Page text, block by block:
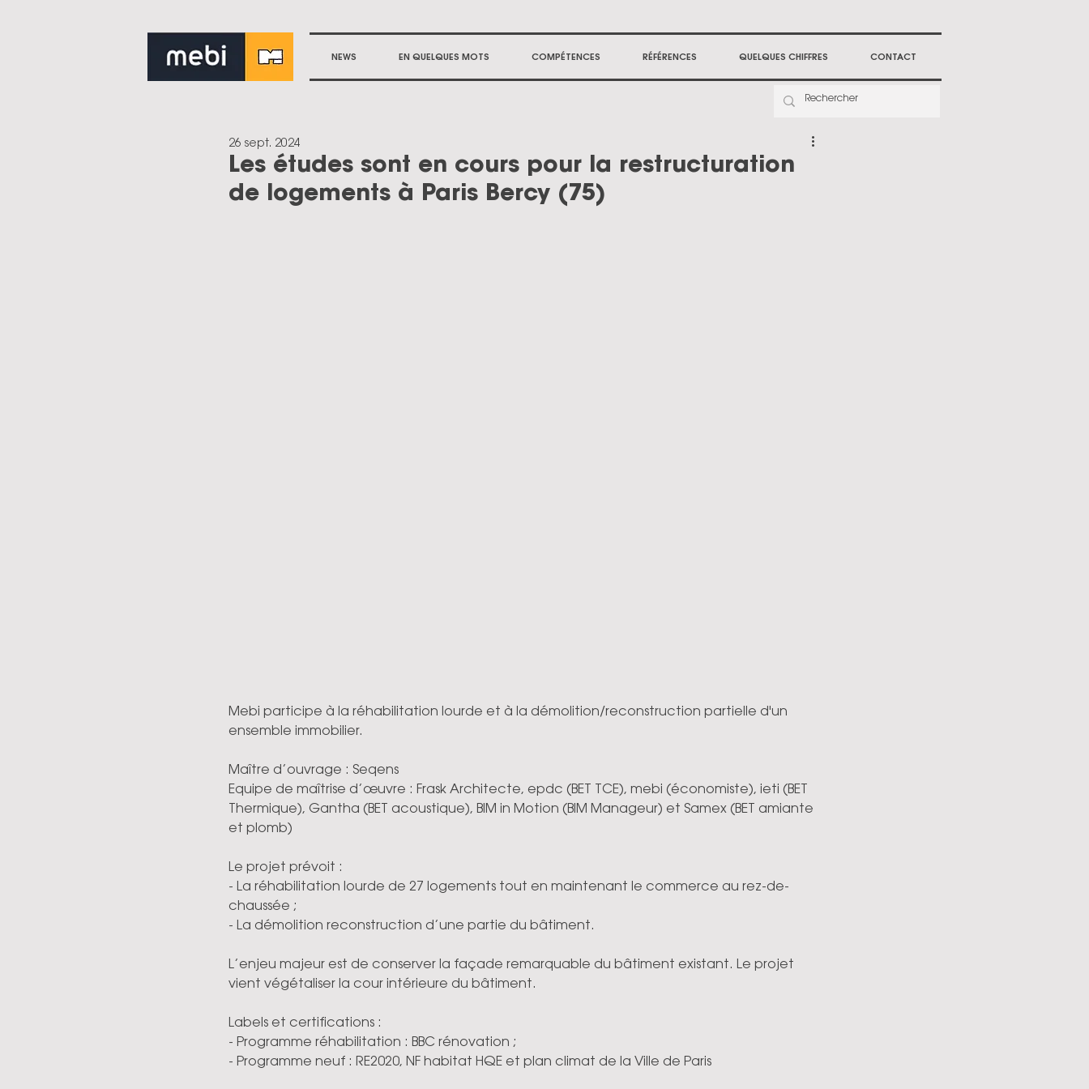
NEWS EN QUELQUES MOTS COMPÉTENCES RÉFÉRENCES QUELQUES CHIFFRES CONTACT
Les études sont en cours pour la restructuration
de logements à Paris Bercy (75)
26 sept. 2024
Mebi participe à la réhabilitation lourde et à la démolition/reconstruction partielle d'un
ensemble immobilier.
Maître d’ouvrage : Seqens
Equipe de maîtrise d’œuvre : Frask Architecte, epdc (BET TCE), mebi (économiste), ieti (BET
Thermique), Gantha (BET acoustique), BIM in Motion (BIM Manageur) et Samex (BET amiante
et plomb)
Le projet prévoit :
- La réhabilitation lourde de 27 logements tout en maintenant le commerce au rez-de-
chaussée ;
- La démolition reconstruction d’une partie du bâtiment.
L’enjeu majeur est de conserver la façade remarquable du bâtiment existant. Le projet
vient végétaliser la cour intérieure du bâtiment.
Labels et certifications :
- Programme réhabilitation : BBC rénovation ;
- Programme neuf : RE2020, NF habitat HQE et plan climat de la Ville de Paris